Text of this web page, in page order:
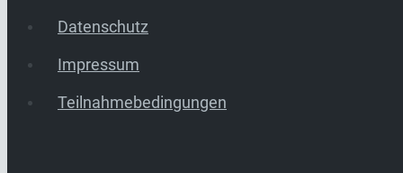
Datenschutz
Impressum
Teilnahmebedingungen